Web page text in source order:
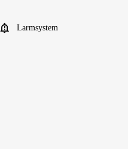
Larmsystem